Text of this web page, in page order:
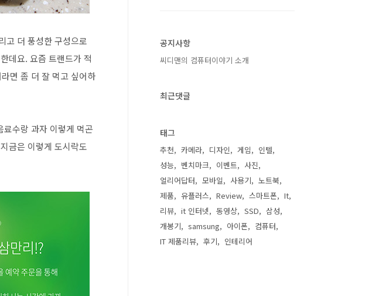
고 더 풍성한 구성으로
데요. 요즘 트랜드가 적
면 좀 더 잘 먹고 싶어하
수랑 과자 이렇게 먹곤
금은 이렇게 도시락도
공지사항
씨디맨의 컴퓨터이야기 소개
최근댓글
태그
추천 카메라 디자인 게임
인텔
성능
벤치마크 이벤트
사진
얼리어답터
모바일 사용기
노트북
제품
유플러스 Review 스마트폰
It
리뷰
it 인터넷 동영상 SSD
삼성
개봉기
samsung 아이폰
컴퓨터
IT 제품리뷰
후기 인테리어